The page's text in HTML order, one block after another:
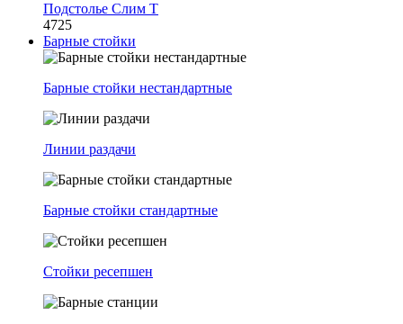
Подстолье Слим Т
4725
Барные стойки
Барные стойки нестандартные
Линии раздачи
Барные стойки стандартные
Стойки ресепшен